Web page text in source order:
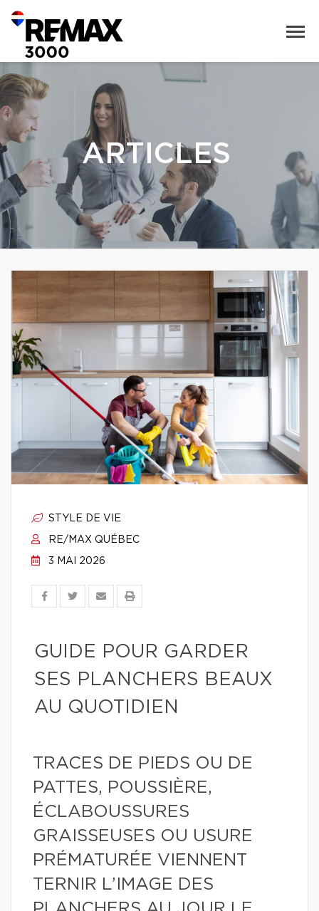
ARTICLES
STYLE DE VIE
RE/MAX QUÉBEC
3 MAI 2026
GUIDE POUR GARDER
SES PLANCHERS BEAUX
AU QUOTIDIEN
TRACES DE PIEDS OU DE
PATTES, POUSSIÈRE,
ÉCLABOUSSURES
GRAISSEUSES OU USURE
PRÉMATURÉE VIENNENT
TERNIR L’IMAGE DES